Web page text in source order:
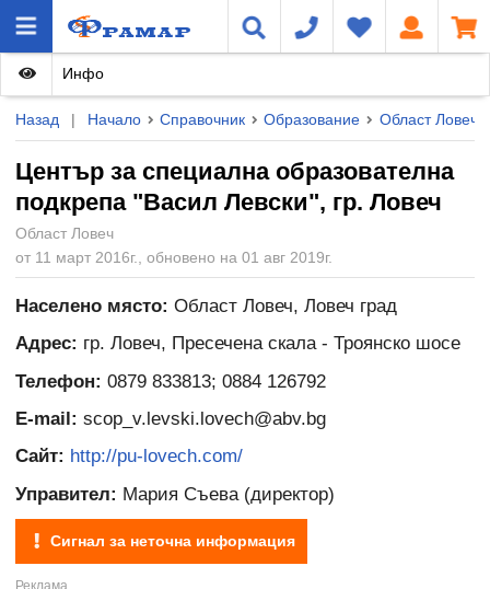
Назад | Начало Справочник Образование Област Ловеч
Център за специална образователна
подкрепа "Васил Левски", гр. Ловеч
Област Ловеч
от 11 март 2016г., обновено на 01 авг 2019г.
Инфо
Населено място: Област Ловеч, Ловеч град
Адрес: гр. Ловеч, Пресечена скала - Троянско шосе
Телефон: 0879 833813; 0884 126792
E-mail: scop_v.levski.lovech@abv.bg
Сайт: http://pu-lovech.com/
Управител: Мария Съева (директор)
Сигнал за неточна информация